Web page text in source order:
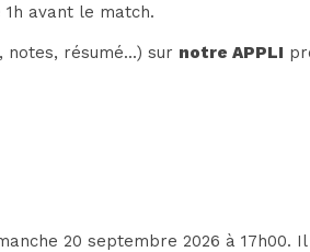
avant le match.
résumé...) sur notre APPLI
20 septembre 2026 à 17h00.